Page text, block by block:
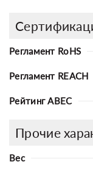
Регламент RoHS
Регламент REACH
Рейтинг ABEC
Прочие
Вес